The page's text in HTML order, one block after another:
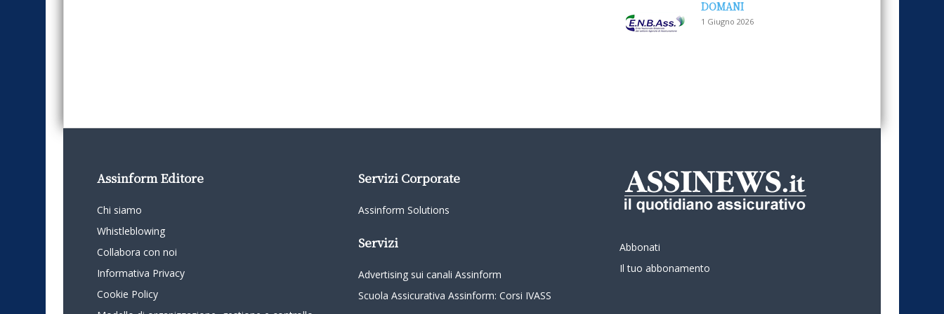
DOMANI
1 Giugno 2026
Assinform Editore
Chi siamo
Whistleblowing
Collabora con noi
Informativa Privacy
Cookie Policy
Servizi Corporate
Assinform Solutions
Servizi
Advertising sui canali Assinform
Scuola Assicurativa Assinform: Corsi IVASS
Abbonati
Il tuo abbonamento